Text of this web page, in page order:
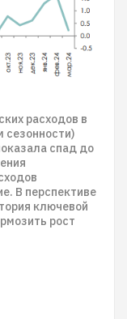
расходов в
сезонности)
спад до
В перспективе
ключевой
рост